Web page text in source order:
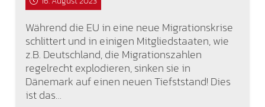
Während die EU in eine neue Migrationskrise
schlittert und in einigen Mitgliedstaaten, wie
z.B. Deutschland, die Migrationszahlen
regelrecht explodieren, sinken sie in
Dänemark auf einen neuen Tiefststand! Dies
ist das…